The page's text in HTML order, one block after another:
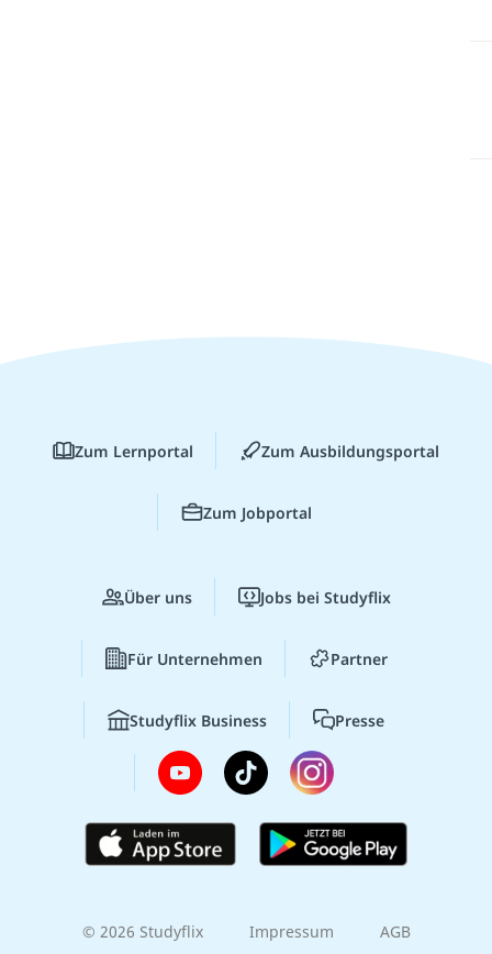
Zum Lernportal Zum Ausbildungsportal
Zum Jobportal
Über uns Jobs bei Studyflix
Für Unternehmen Partner
Studyflix Business Presse
© 2026 Studyflix Impressum AGB